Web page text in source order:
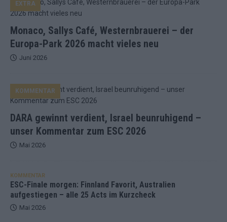
Monaco, Sallys Café, Westernbrauerei – der
Europa-Park 2026 macht vieles neu
EXTRA
Juni 2026
DARA gewinnt verdient, Israel beunruhigend –
unser Kommentar zum ESC 2026
KOMMENTAR
Mai 2026
KOMMENTAR
ESC-Finale morgen: Finnland Favorit, Australien
aufgestiegen – alle 25 Acts im Kurzcheck
Mai 2026